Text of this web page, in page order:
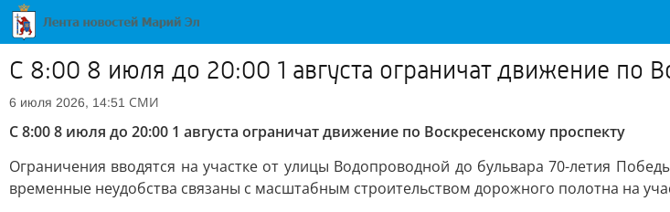
С 8:00 8 июля до 20:00 1 августа ограничат движение по
6 июля 2026, 14:51 СМИ
С 8:00 8 июля до 20:00 1 августа ограничат движение по Воскресенскому проспекту
Ограничения вводятся на участке от улицы Водопроводной до бульвара 70-летия
временные неудобства связаны с масштабным строительством дорожного полотна на